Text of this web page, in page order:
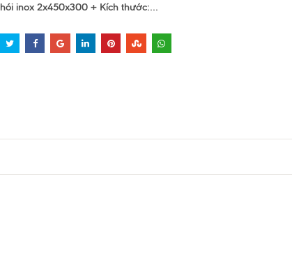
inox 2x450x300 + Kích thước:...